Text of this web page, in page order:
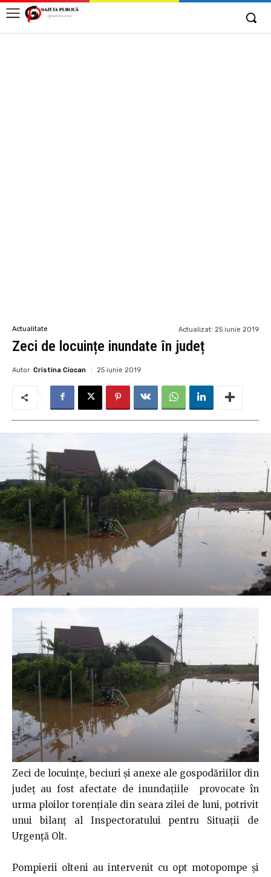
Actualitate Actualizat: 25 iunie 2019
Zeci de locuințe inundate în județ
Autor Cristina Ciocan 25 iunie 2019
Zeci de locuințe, beciuri și anexe ale gospodăriilor din
județ au fost afectate de inundațiile provocate în
urma ploilor torențiale din seara zilei de luni, potrivit
unui bilanț al Inspectoratului pentru Situații de
Urgență Olt.
Pompierii olteni au intervenit cu opt motopompe și